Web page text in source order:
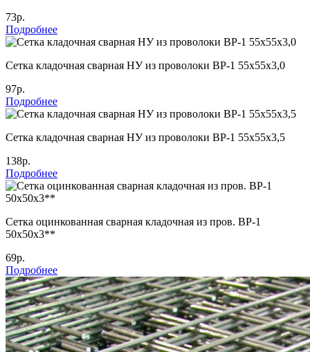
73р.
Подробнее
Сетка кладочная сварная НУ из проволоки ВР-1 55х55х3,0
97р.
Подробнее
Сетка кладочная сварная НУ из проволоки ВР-1 55х55х3,5
138р.
Подробнее
Сетка оцинкованная сварная кладочная из пров. ВР-1
50х50х3**
69р.
Подробнее